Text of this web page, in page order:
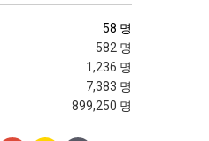
58 명
582 명
1,236 명
7,383 명
899,250 명